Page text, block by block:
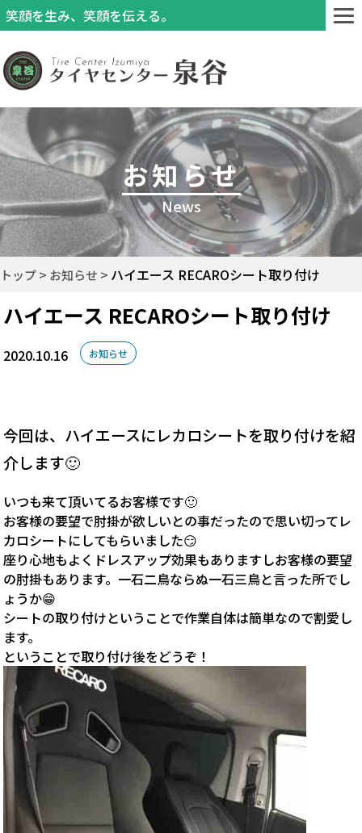
笑顔を生み、笑顔を伝える。
お知らせ
News
トップ お知らせ ハイエース RECAROシート取り付け
ハイエース RECAROシート取り付け
2020.10.16 お知らせ
今回は、ハイエースにレカロシートを取り付けを紹
介します🙂
いつも来て頂いてるお客様です🙂
お客様の要望で肘掛が欲しいとの事だったので思い切ってレ
カロシートにしてもらいました😏
座り心地もよくドレスアップ効果もありますしお客様の要望
の肘掛もあります。一石二鳥ならぬ一石三鳥と言った所でし
ょうか😁
シートの取り付けということで作業自体は簡単なので割愛し
ます。
ということで取り付け後をどうぞ！